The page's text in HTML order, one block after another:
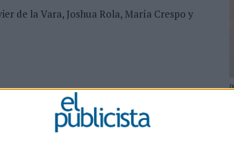
de la Vara, Joshua Rola, María Crespo y